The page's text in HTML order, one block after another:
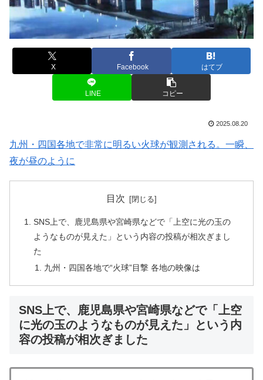
X Facebook はてブ
LINE コピー
2025.08.20
九州・四国各地で非常に明るい火球が観測される。一瞬、
夜が昼のように
目次
SNS上で、鹿児島県や宮崎県などで「上空に光の玉の
ようなものが見えた」という内容の投稿が相次ぎまし
た
九州・四国各地で“火球”目撃 各地の映像は
SNS上で、鹿児島県や宮崎県などで「上空
に光の玉のようなものが見えた」という内
容の投稿が相次ぎました